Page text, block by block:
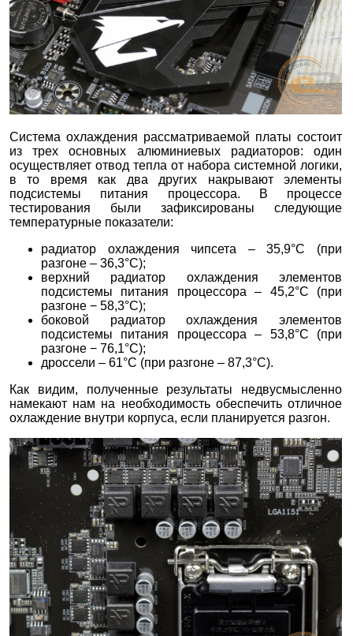
Система охлаждения рассматриваемой платы состоит
из трех основных алюминиевых радиаторов: один
осуществляет отвод тепла от набора системной логики,
в то время как два других накрывают элементы
подсистемы питания процессора. В процессе
тестирования были зафиксированы следующие
температурные показатели:
радиатор охлаждения чипсета – 35,9°C (при
разгоне – 36,3°C);
верхний радиатор охлаждения элементов
подсистемы питания процессора – 45,2°C (при
разгоне − 58,3°C);
боковой радиатор охлаждения элементов
подсистемы питания процессора – 53,8°C (при
разгоне − 76,1°C);
дроссели – 61°C (при разгоне – 87,3°C).
Как видим, полученные результаты недвусмысленно
намекают нам на необходимость обеспечить отличное
охлаждение внутри корпуса, если планируется разгон.